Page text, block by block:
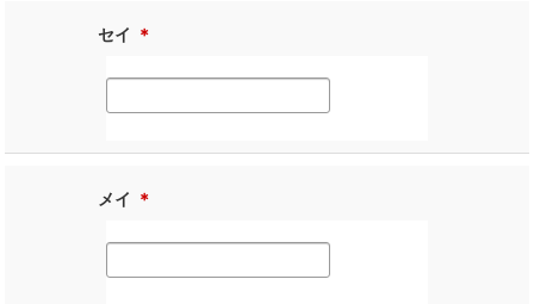
セイ ＊
メイ ＊